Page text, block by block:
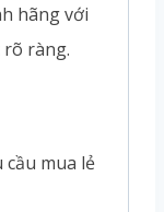
hãng với
ràng.
mua lẻ